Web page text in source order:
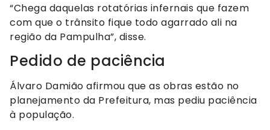
“Chega daquelas rotatórias infernais que fazem
com que o trânsito fique todo agarrado ali na
região da Pampulha”, disse.
Pedido de paciência
Álvaro Damião afirmou que as obras estão no
planejamento da Prefeitura, mas pediu paciência
à população.